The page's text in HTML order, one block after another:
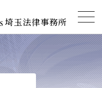
埼玉法律事務所